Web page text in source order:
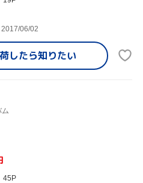
06/02
したら知りたい
ム
45P